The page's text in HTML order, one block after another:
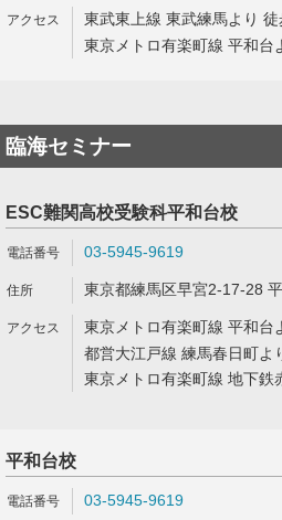
東武東上線 東武練馬より
東京メトロ有楽町線 平和台
臨海セミナー
ESC難関高校受験科平和台校
03-5945-9619
東京都練馬区早宮2-17-28
東京メトロ有楽町線 平和台
都営大江戸線 練馬春日町よ
東京メトロ有楽町線 地下鉄
平和台校
03-5945-9619